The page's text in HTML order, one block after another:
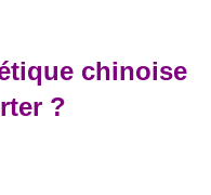
chinoise
?